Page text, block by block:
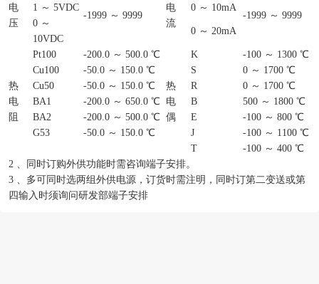
电
压
-1999 ～ 9999
电
流
-1999 ～ 9999
1 ～ 5VDC
0 ～ 10mA
0 ～
10VDC
0 ～ 20mA
热
电
阻
Pt100 -200.0 ～ 500.0 ℃
热
电
偶
K
-100 ～ 1300 ℃
Cu100
-50.0 ～ 150.0 ℃ S
0 ～ 1700 ℃
Cu50
-50.0 ～ 150.0 ℃ R
0 ～ 1700 ℃
BA1
-200.0 ～ 650.0 ℃ B
500 ～ 1800 ℃
BA2
-200.0 ～ 500.0 ℃ E
-100 ～ 800 ℃
G53
-50.0 ～ 150.0 ℃ J
-100 ～ 1100 ℃
T
-100 ～ 400 ℃
2 、同时订购外供功能时需咨询端子安排。
3 、多可同时选两组外供电源，订货时需注明，同时订第二变送或第
四输入时须询问研发部端子安排